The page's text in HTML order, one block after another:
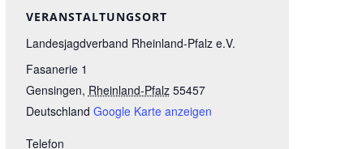
VERANSTALTUNGSORT
Landesjagdverband Rheinland-Pfalz e.V.
Fasanerie 1
Gensingen, Rheinland-Pfalz 55457
Deutschland Google Karte anzeigen
Telefon